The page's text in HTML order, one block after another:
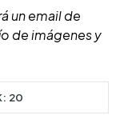
un email de
de imágenes y
20